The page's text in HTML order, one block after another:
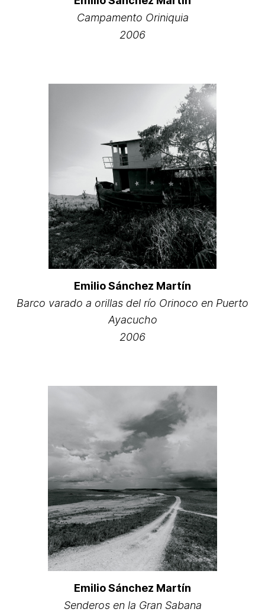
Campamento Oriniquia
2006
Emilio Sánchez Martín
Barco varado a orillas del río Orinoco en Puerto
Ayacucho
2006
Emilio Sánchez Martín
Senderos en la Gran Sabana